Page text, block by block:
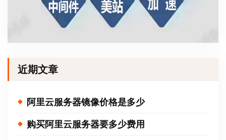
近期文章
阿里云服务器镜像价格是多少
购买阿里云服务器要多少费用